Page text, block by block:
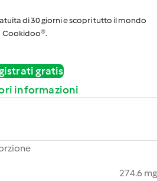
di 30 giorni e scopri tutto il mondo
Cookidoo®.
gratis
informazioni
274.6 mg